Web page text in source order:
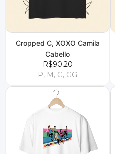
Cropped C, XOXO Camila
Cabello
R$90,20
P, M, G, GG